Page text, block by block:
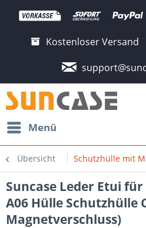
Kostenloser Versand
Menü
Übersicht Schutzhülle mit
Suncase Leder Etui
A06 Hülle Schutzhülle
Magnetverschluss)